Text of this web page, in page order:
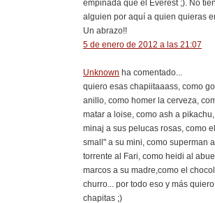
empinada que el Everest ;). No
alguien por aquí a quien quieras
Un abrazo!!
5 de enero de 2012 a las 21:07
Unknown ha comentado...
quiero esas chapiitaaass, como
anillo, como homer la cerveza,
matar a loise, como ash a
minaj a sus pelucas rosas, como
small" a su mini, como superman
torrente al Fari, como heidi al
marcos a su madre,como el
churro... por todo eso y más
chapitas ;)